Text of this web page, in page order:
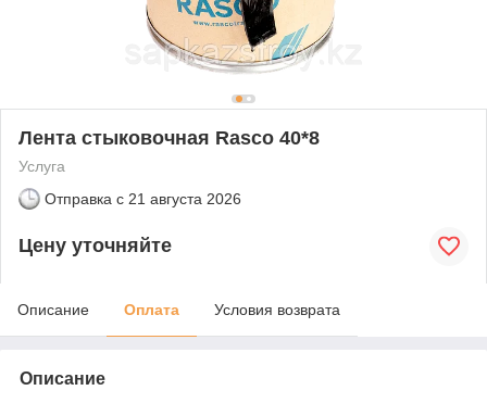
Лента стыковочная Rasco 40*8
Услуга
Отправка с 21 августа 2026
Цену уточняйте
Описание Оплата Условия возврата
Описание